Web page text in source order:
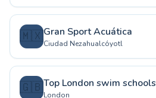
🇲🇽Gran Sport Acuática
Ciudad Nezahualcóyotl
🇬🇧Top London swim schools
London